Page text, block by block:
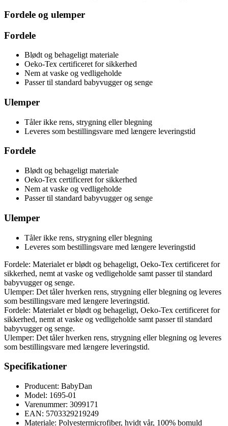
Fordele og ulemper
Fordele
Blødt og behageligt materiale
Oeko-Tex certificeret for sikkerhed
Nem at vaske og vedligeholde
Passer til standard babyvugger og senge
Ulemper
Tåler ikke rens, strygning eller blegning
Leveres som bestillingsvare med længere leveringstid
Fordele
Blødt og behageligt materiale
Oeko-Tex certificeret for sikkerhed
Nem at vaske og vedligeholde
Passer til standard babyvugger og senge
Ulemper
Tåler ikke rens, strygning eller blegning
Leveres som bestillingsvare med længere leveringstid
Fordele: Materialet er blødt og behageligt, Oeko-Tex certificeret for
sikkerhed, nemt at vaske og vedligeholde samt passer til standard
babyvugger og senge.
Ulemper: Det tåler hverken rens, strygning eller blegning og leveres
som bestillingsvare med længere leveringstid.
Fordele: Materialet er blødt og behageligt, Oeko-Tex certificeret for
sikkerhed, nemt at vaske og vedligeholde samt passer til standard
babyvugger og senge.
Ulemper: Det tåler hverken rens, strygning eller blegning og leveres
som bestillingsvare med længere leveringstid.
Specifikationer
Producent: BabyDan
Model: 1695-01
Varenummer: 3099171
EAN: 5703329219249
Materiale: Polyestermicrofiber, hvidt vår, 100% bomuld